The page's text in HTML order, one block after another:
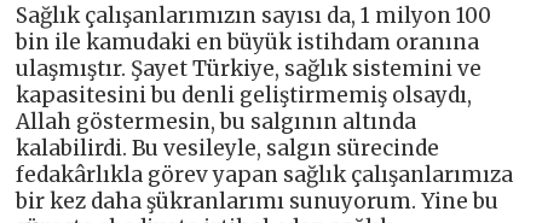
Sağlık çalışanlarımızın sayısı da, 1 milyon 100
bin ile kamudaki en büyük istihdam oranına
ulaşmıştır. Şayet Türkiye, sağlık sistemini ve
kapasitesini bu denli geliştirmemiş olsaydı,
Allah göstermesin, bu salgının altında
kalabilirdi. Bu vesileyle, salgın sürecinde
fedakârlıkla görev yapan sağlık çalışanlarımıza
bir kez daha şükranlarımı sunuyorum. Yine bu